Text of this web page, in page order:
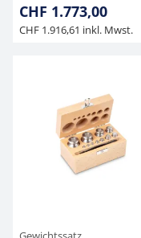
CHF 1.773,00
CHF 1.916,61 inkl. Mwst.